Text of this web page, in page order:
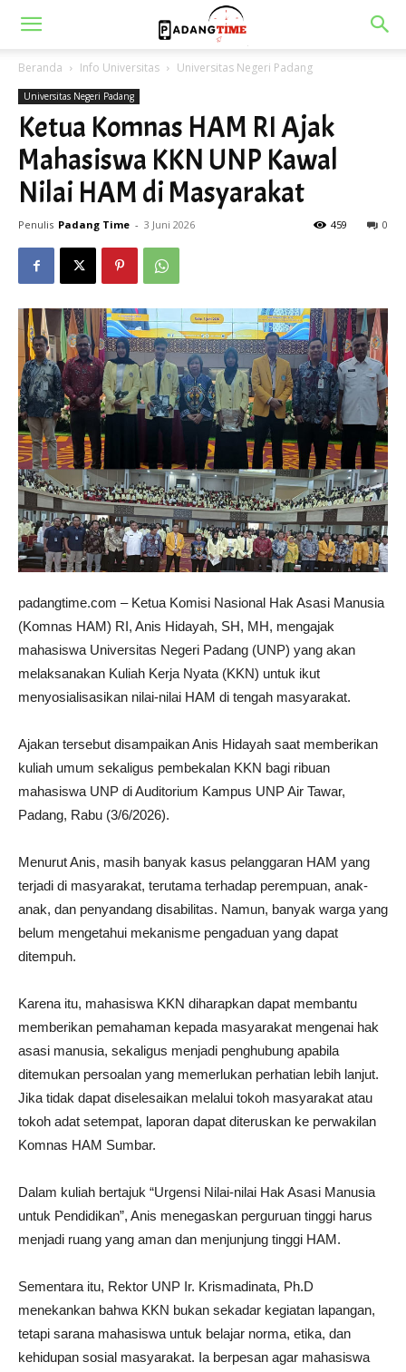
Beranda Info Universitas Universitas Negeri Padang
Universitas Negeri Padang
Ketua Komnas HAM RI Ajak
Mahasiswa KKN UNP Kawal
Nilai HAM di Masyarakat
Penulis Padang Time - 3 Juni 2026 0
459
padangtime.com – Ketua Komisi Nasional Hak Asasi Manusia
(Komnas HAM) RI, Anis Hidayah, SH, MH, mengajak
mahasiswa Universitas Negeri Padang (UNP) yang akan
melaksanakan Kuliah Kerja Nyata (KKN) untuk ikut
menyosialisasikan nilai-nilai HAM di tengah masyarakat.
Ajakan tersebut disampaikan Anis Hidayah saat memberikan
kuliah umum sekaligus pembekalan KKN bagi ribuan
mahasiswa UNP di Auditorium Kampus UNP Air Tawar,
Padang, Rabu (3/6/2026).
Menurut Anis, masih banyak kasus pelanggaran HAM yang
terjadi di masyarakat, terutama terhadap perempuan, anak-
anak, dan penyandang disabilitas. Namun, banyak warga yang
belum mengetahui mekanisme pengaduan yang dapat
ditempuh.
Karena itu, mahasiswa KKN diharapkan dapat membantu
memberikan pemahaman kepada masyarakat mengenai hak
asasi manusia, sekaligus menjadi penghubung apabila
ditemukan persoalan yang memerlukan perhatian lebih lanjut.
Jika tidak dapat diselesaikan melalui tokoh masyarakat atau
tokoh adat setempat, laporan dapat diteruskan ke perwakilan
Komnas HAM Sumbar.
Dalam kuliah bertajuk “Urgensi Nilai-nilai Hak Asasi Manusia
untuk Pendidikan”, Anis menegaskan perguruan tinggi harus
menjadi ruang yang aman dan menjunjung tinggi HAM.
Sementara itu, Rektor UNP Ir. Krismadinata, Ph.D
menekankan bahwa KKN bukan sekadar kegiatan lapangan,
tetapi sarana mahasiswa untuk belajar norma, etika, dan
kehidupan sosial masyarakat. Ia berpesan agar mahasiswa